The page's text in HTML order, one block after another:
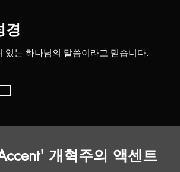
경
있는 하나님의 말씀이라고 믿습니다.
개혁주의 액센트